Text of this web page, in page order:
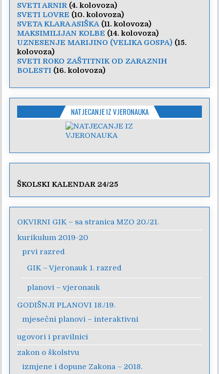
SVETI ARNIR (4. kolovoza)
SVETI LOVRE (10. kolovoza)
SVETA KLARA ASIŠKA (11. kolovoza)
MAKSIMILIJAN KOLBE (14. kolovoza)
UZNESENJE MARIJINO (VELIKA GOSPA) (15.
kolovoza)
SVETI ROKO ZAŠTITNIK OD ZARAZNIH
BOLESTI (16. kolovoza)
NATJECANJE IZ VJERONAUKA
ŠKOLSKI KALENDAR 24/25
OKVIRNI GIK – sa stranica MZO 20./21.
kurikulum 2019-20
prvi razred
GIK – Vjeronauk 1. razred
planovi – vjeronauk
GODIŠNJI PLANOVI 18./19.
mjesečni planovi – interaktivni
ugovori i pravilnici
zakon o školstvu
izmjene i dopune Zakona – 2018.